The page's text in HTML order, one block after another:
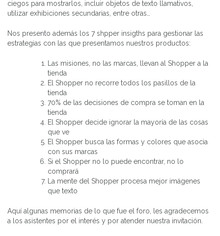
ciegos para mostrarlos, incluir objetos de texto llamativos,
utilizar exhibiciones secundarias, entre otras…
Nos presento además los 7 shpper insigths para gestionar las
estrategias con las que presentamos nuestros productos:
Las misiones, no las marcas, llevan al Shopper a la
tienda
El Shopper no recorre todos los pasillos de la
tienda
70% de las decisiones de compra se toman en la
tienda
El Shopper decide ignorar la mayoría de las cosas
que ve
El Shopper busca las formas y colores que asocia
con sus marcas
Si el Shopper no lo puede encontrar, no lo
comprará
La mente del Shopper procesa mejor imágenes
que texto
Aquí algunas memorias de lo que fue el foro, les agradecemos
a los asistentes por el interés y por atender nuestra invitación.